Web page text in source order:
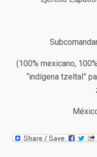
(100% mexicano,
“indígena tzeltal”